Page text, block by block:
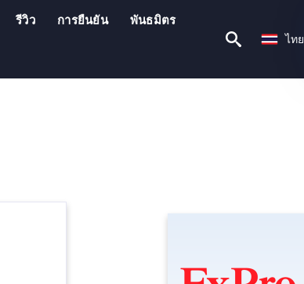
รีวิว การยืนยัน พันธมิตร
ไทย